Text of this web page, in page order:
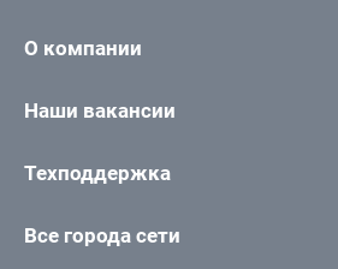
О компании
Наши вакансии
Техподдержка
Все города сети